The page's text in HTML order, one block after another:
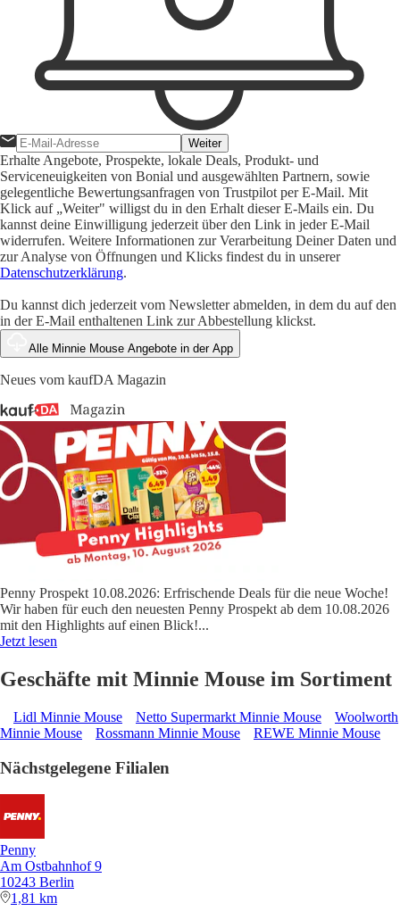
Weiter
Erhalte Angebote, Prospekte, lokale Deals, Produkt- und
Serviceneuigkeiten von Bonial und ausgewählten Partnern, sowie
gelegentliche Bewertungsanfragen von Trustpilot per E-Mail. Mit
Klick auf „Weiter" willigst du in den Erhalt dieser E-Mails ein. Du
kannst deine Einwilligung jederzeit über den Link in jeder E-Mail
widerrufen. Weitere Informationen zur Verarbeitung Deiner Daten und
zur Analyse von Öffnungen und Klicks findest du in unserer
Datenschutzerklärung.
Du kannst dich jederzeit vom Newsletter abmelden, in dem du auf den
in der E-Mail enthaltenen Link zur Abbestellung klickst.
Alle Minnie Mouse Angebote in der App
Neues vom kaufDA Magazin
Penny Prospekt 10.08.2026: Erfrischende Deals für die neue Woche!
Wir haben für euch den neuesten Penny Prospekt ab dem 10.08.2026
mit den Highlights auf einen Blick!...
Jetzt lesen
Geschäfte mit Minnie Mouse im Sortiment
Lidl Minnie Mouse Netto Supermarkt Minnie Mouse
Woolworth
Minnie Mouse
Rossmann Minnie Mouse REWE Minnie Mouse
Nächstgelegene Filialen
Penny
Am Ostbahnhof 9
10243 Berlin
1,81 km